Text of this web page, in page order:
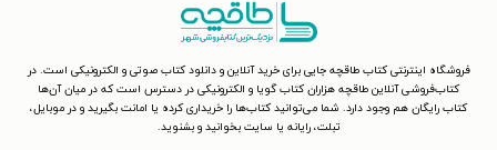
فروشگاه اینترنتی کتاب طاقچه جایی برای خرید آنلاین و دانلود کتاب صوتی و الکترونیکی است. در
کتاب‌فروشی آنلاین طاقچه هزاران کتاب گویا و الکترونیکی در دسترس است که در میان آن‌ها
کتاب رایگان هم وجود دارد. شما می‌توانید کتاب‌ها را خریداری کرده یا امانت بگیرید و در موبایل،
تبلت، رایانه یا سایت بخوانید و بشنوید.